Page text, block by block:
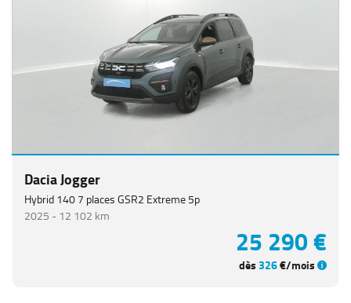
Dacia Jogger
Hybrid 140 7 places GSR2 Extreme 5p
2025 - 12 102 km
25 290 €
dès326€/mois